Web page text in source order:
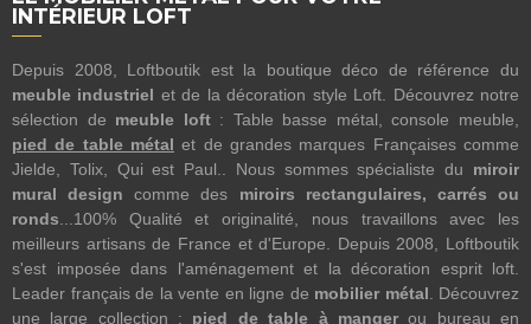
INTÉRIEUR LOFT
Depuis 2008, Loftboutik est la boutique déco de référence du
meuble industriel et de la décoration style Loft. Découvrez notre
sélection de meuble loft: Table basse métal, console meuble,
pied de table métal et de grandes marques Françaises comme
Jielde, Tolix, Qui est Paul.. Nous sommes spécialiste du miroir
mural design comme des miroirs rectangulaires, carrés ou
ronds ...100% Qualité et originalité, nous travaillons avec les
meilleurs artisans de France et d'Europe. Depuis 2008, Loftboutik
s'est imposée dans l'aménagement et la décoration esprit loft.
Leader français de la vente en ligne de mobilier métal . Découvrez
une large collection : pied de table à mangerou bureau en